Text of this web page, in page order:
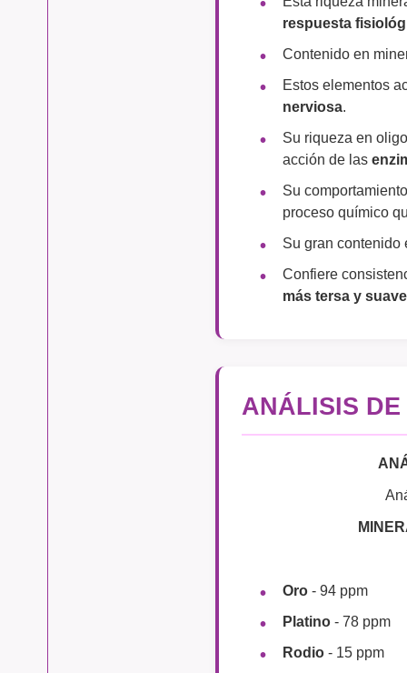
respuesta
Contenido en
Estos elementos
nerviosa
Su riqueza en
acción de las
Su
proceso químico
Su gran contenido
Confiere
más tersa y suave
ANÁLISIS
Oro - 94 ppm
Platino - 78 ppm
Rodio - 15 ppm